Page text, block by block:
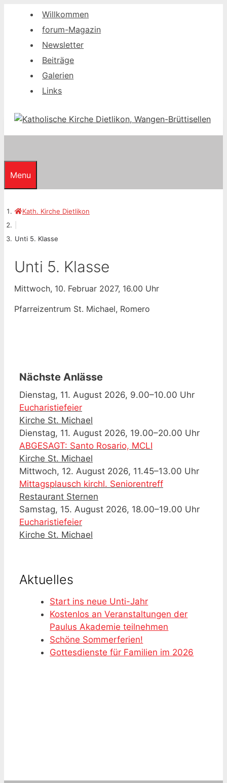
Willkommen
forum-Magazin
Newsletter
Beiträge
Galerien
Links
Menu
Kath. Kirche Dietlikon
Unti 5. Klasse
Unti 5. Klasse
Mittwoch, 10. Februar 2027, 16.00 Uhr
Pfarreizentrum St. Michael, Romero
Nächste Anlässe
Dienstag, 11. August 2026, 9.00–10.00 Uhr
Eucharistiefeier
Kirche St. Michael
Dienstag, 11. August 2026, 19.00–20.00 Uhr
ABGESAGT: Santo Rosario, MCLI
Kirche St. Michael
Mittwoch, 12. August 2026, 11.45–13.00 Uhr
Mittagsplausch kirchl. Seniorentreff
Restaurant Sternen
Samstag, 15. August 2026, 18.00–19.00 Uhr
Eucharistiefeier
Kirche St. Michael
Aktuelles
Start ins neue Unti-Jahr
Kostenlos an Veranstaltungen der
Paulus Akademie teilnehmen
Schöne Sommerferien!
Gottesdienste für Familien im 2026